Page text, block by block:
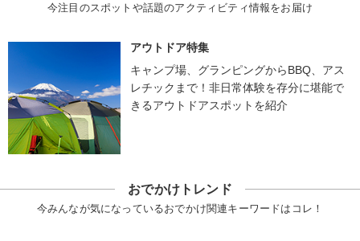
今注目のスポットや話題のアクティビティ情報をお届け
アウトドア特集
キャンプ場、グランピングからBBQ、アス
レチックまで！非日常体験を存分に堪能で
きるアウトドアスポットを紹介
おでかけトレンド
今みんなが気になっているおでかけ関連キーワードはコレ！